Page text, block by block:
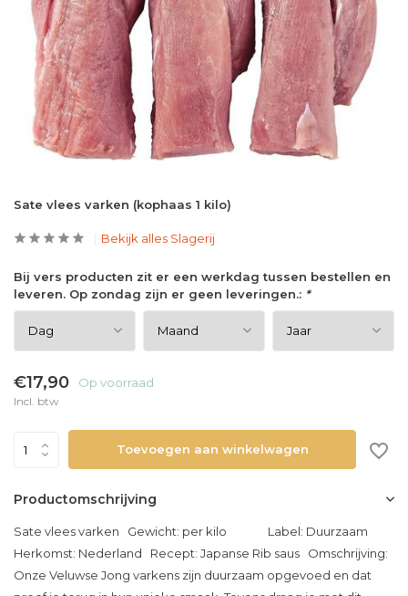
Sate vlees varken (kophaas 1 kilo)
Bekijk alles Slagerij
Bij vers producten zit er een werkdag tussen bestellen en
leveren. Op zondag zijn er geen leveringen.: *
€17,90 Op voorraad
Incl. btw
Toevoegen aan winkelwagen
Productomschrijving
Sate vlees varken Gewicht: per kilo Label: Duurzaam
Herkomst: Nederland Recept: Japanse Rib saus Omschrijving:
Onze Veluwse Jong varkens zijn duurzaam opgevoed en dat